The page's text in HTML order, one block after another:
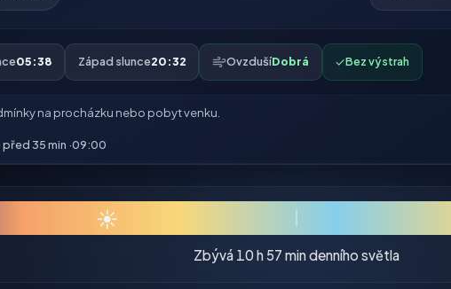
05:38 Západ slunce20:32 OvzdušíDobrá ✓Bez výstrah
na procházku nebo pobyt venku.
35 min ·09:00
☀
Zbývá 10 h 57 min denního světla